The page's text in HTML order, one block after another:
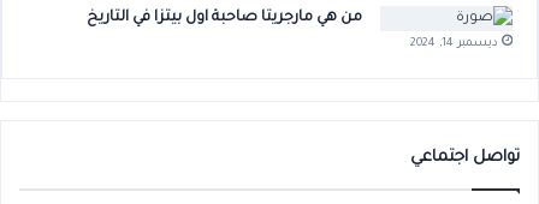
من هي مارجريتا صاحبة اول بيتزا في التاريخ
ديسمبر 14, 2024
تواصل اجتماعي